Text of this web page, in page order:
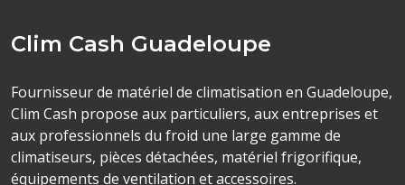
Clim Cash Guadeloupe
Fournisseur de matériel de climatisation en Guadeloupe,
Clim Cash propose aux particuliers, aux entreprises et
aux professionnels du froid une large gamme de
climatiseurs, pièces détachées, matériel frigorifique,
équipements de ventilation et accessoires.